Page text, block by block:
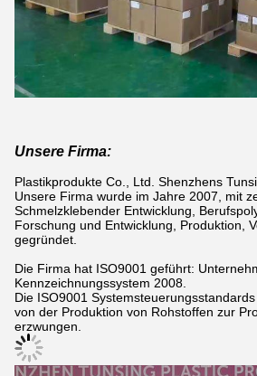
Unsere Firma:
Plastikprodukte Co., Ltd. Shenzhens
Unsere Firma wurde im Jahre 2007, mit
Schmelzklebender Entwicklung,
Forschung und Entwicklung, Produktion,
gegründet.
Die Firma hat ISO9001 geführt:
Kennzeichnungssystem 2008.
Die ISO9001
von der Produktion von Rohstoffen zur
erzwungen.